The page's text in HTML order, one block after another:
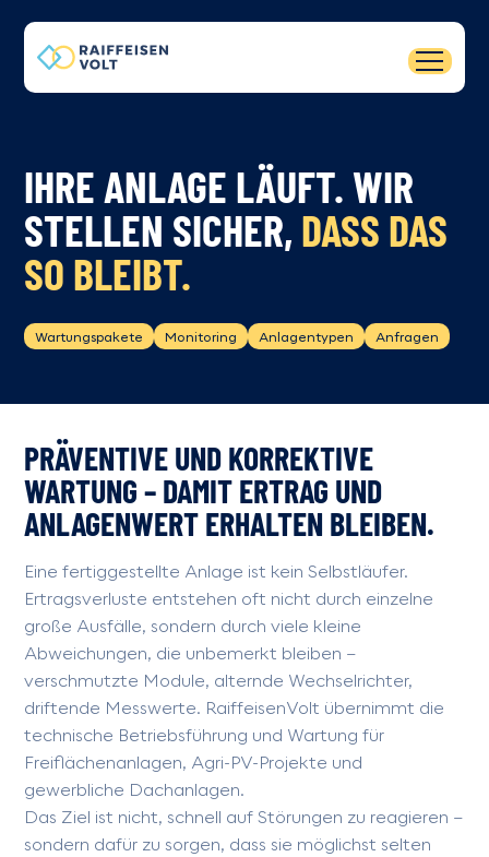
IHRE ANLAGE LÄUFT. WIR
STELLEN SICHER, DASS DAS
SO BLEIBT.
Wartungspakete Monitoring Anlagentypen Anfragen
PRÄVENTIVE UND KORREKTIVE
WARTUNG – DAMIT ERTRAG UND
ANLAGENWERT ERHALTEN BLEIBEN.
Eine fertiggestellte Anlage ist kein Selbstläufer.
Ertragsverluste entstehen oft nicht durch einzelne
große Ausfälle, sondern durch viele kleine
Abweichungen, die unbemerkt bleiben –
verschmutzte Module, alternde Wechselrichter,
driftende Messwerte. RaiffeisenVolt übernimmt die
technische Betriebsführung und Wartung für
Freiflächenanlagen, Agri-PV-Projekte und
gewerbliche Dachanlagen.
Das Ziel ist nicht, schnell auf Störungen zu reagieren –
sondern dafür zu sorgen, dass sie möglichst selten